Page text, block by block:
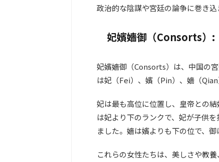
政治的な陰謀や宮廷の論争に巻き
妃嬪嬙御（Consorts）:
妃嬪嬙御（Consorts）は、中国の
は妃（Fei）、嬪（Pin）、嬙（
妃は最も高位に位置し、皇帝との
は妃より下のランクで、妃が子供
ました。嬙は嬪よりも下の位で、
これらの女性たちは、美しさや教